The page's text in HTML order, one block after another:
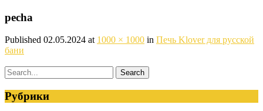
pecha
Published 02.05.2024 at 1000 × 1000 in Печь Klover для русской
бани
Рубрики